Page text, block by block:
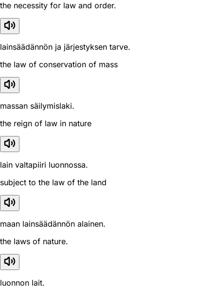
the necessity for law and order.
lainsäädännön ja järjestyksen tarve.
the law of conservation of mass
massan säilymislaki.
the reign of law in nature
lain valtapiiri luonnossa.
subject to the law of the land
maan lainsäädännön alainen.
the laws of nature.
luonnon lait.